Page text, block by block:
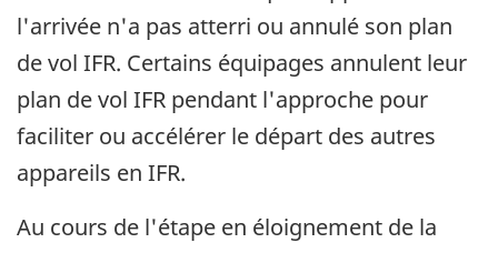
l'arrivée n'a pas atterri ou annulé son plan
de vol IFR. Certains équipages annulent leur
plan de vol IFR pendant l'approche pour
faciliter ou accélérer le départ des autres
appareils en IFR.
Au cours de l'étape en éloignement de la